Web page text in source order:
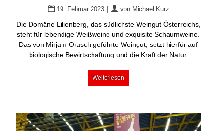
19. Februar 2023 | von Michael Kurz
Die Domäne Lilienberg, das südlichste Weingut Österreichs,
steht für lebendige Weißweine und exquisite Schaumweine.
Das von Mirjam Orasch geführte Weingut, setzt hierfür auf
biologische Bewirtschaftung und die Kraft der Natur.
Weiterlesen